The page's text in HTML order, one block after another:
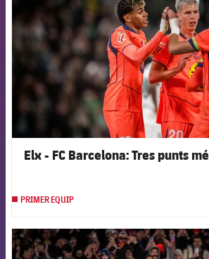
Elx - FC Barcelona: Tres punts
PRIMER EQUIP
FCB